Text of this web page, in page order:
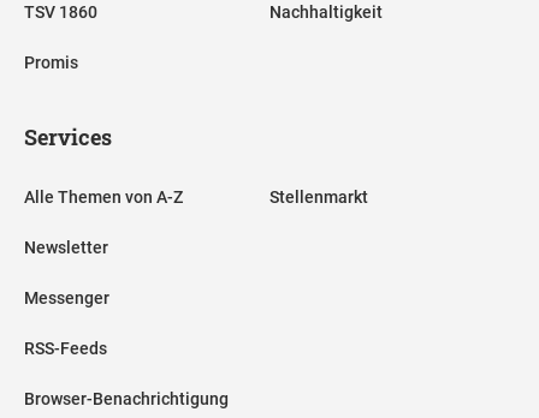
TSV 1860
Promis
Nachhaltigkeit
Services
Alle Themen von A-Z
Newsletter
Messenger
RSS-Feeds
Browser-Benachrichtigung
Stellenmarkt